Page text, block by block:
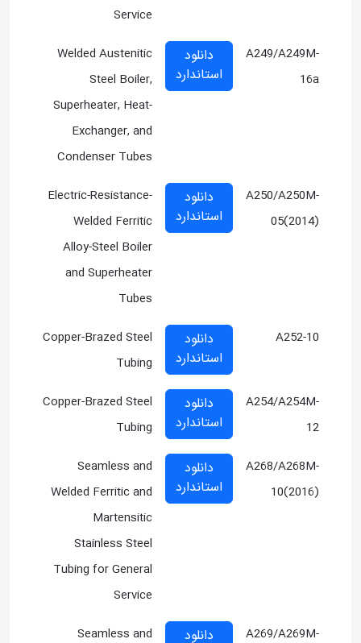
Service
A249/A249M-
16a
دانلود
استاندارد
Welded Austenitic
Steel Boiler,
Superheater, Heat-
Exchanger, and
Condenser Tubes
A250/A250M-
05(2014)
دانلود
استاندارد
Electric-Resistance-
Welded Ferritic
Alloy-Steel Boiler
and Superheater
Tubes
A252-10
دانلود
استاندارد
Copper-Brazed Steel
Tubing
A254/A254M-
12
دانلود
استاندارد
Copper-Brazed Steel
Tubing
A268/A268M-
10(2016)
دانلود
استاندارد
Seamless and
Welded Ferritic and
Martensitic
Stainless Steel
Tubing for General
Service
A269/A269M-
دانلود Seamless and